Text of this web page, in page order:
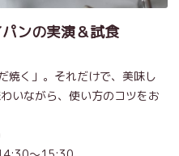
ンの実演＆試食
焼く」。それだけで、美味し
いながら、使い方のコツをお